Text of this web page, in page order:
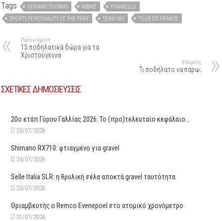
Tags GERAINT THOMAS MBIKE
PINARELLO
SPORTS PERSONALITY OF THE YEAR
TEAM SKY TOUR DE FRANCE
Προηγούμενη
15 ποδηλατικά δώρα για τα
Χριστούγεννα
Επόμενη
Τι ποδήλατο να πάρω;
ΣΧΕΤΙΚΕΣ ΔΗΜΟΣΙΕΥΣΕΙΣ
20ο ετάπ Γύρου Γαλλίας 2026: Το (προ)τελευταίο κεφάλαιο…
25/07/2026
Shimano RX710: φτιαγμένο για gravel
24/07/2026
Selle Italia SLR: η θρυλική σέλα αποκτά gravel ταυτότητα
23/07/2026
Θριαμβευτής ο Remco Evenepoel στο ατομικό χρονόμετρο
21/07/2026